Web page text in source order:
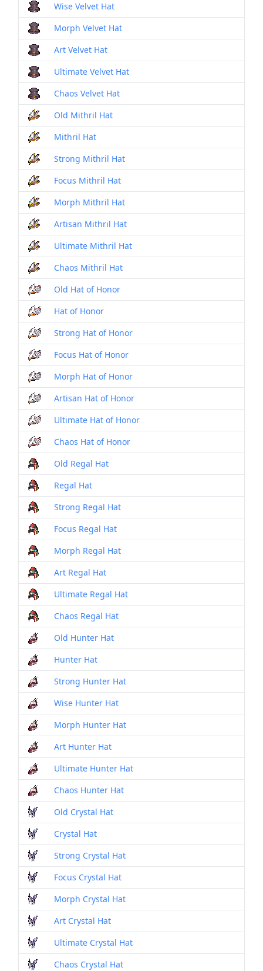
Wise Velvet Hat
Morph Velvet Hat
Art Velvet Hat
Ultimate Velvet Hat
Chaos Velvet Hat
Old Mithril Hat
Mithril Hat
Strong Mithril Hat
Focus Mithril Hat
Morph Mithril Hat
Artisan Mithril Hat
Ultimate Mithril Hat
Chaos Mithril Hat
Old Hat of Honor
Hat of Honor
Strong Hat of Honor
Focus Hat of Honor
Morph Hat of Honor
Artisan Hat of Honor
Ultimate Hat of Honor
Chaos Hat of Honor
Old Regal Hat
Regal Hat
Strong Regal Hat
Focus Regal Hat
Morph Regal Hat
Art Regal Hat
Ultimate Regal Hat
Chaos Regal Hat
Old Hunter Hat
Hunter Hat
Strong Hunter Hat
Wise Hunter Hat
Morph Hunter Hat
Art Hunter Hat
Ultimate Hunter Hat
Chaos Hunter Hat
Old Crystal Hat
Crystal Hat
Strong Crystal Hat
Focus Crystal Hat
Morph Crystal Hat
Art Crystal Hat
Ultimate Crystal Hat
Chaos Crystal Hat